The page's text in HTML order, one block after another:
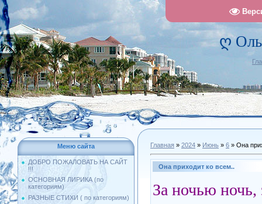
ღ
Меню сайта
ДОБРО ПОЖАЛОВАТЬ НА САЙТ
!!!
ОСНОВНАЯ ЛИРИКА (по
категориям)
РАЗНЫЕ СТИХИ ( по категориям)
Главная » 2024 » Июнь » 6 » Она
Она приходит ко всем..
За ночью